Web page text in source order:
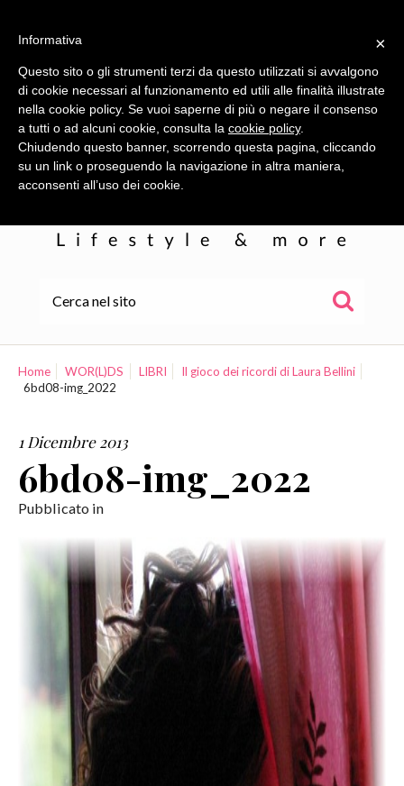
COLLABORAZIONI
Home WOR(L)DS LIBRI
Il gioco dei ricordi di Laura Bellini
6bd08-img_2022
1 Dicembre 2013
6bd08-img_2022
Pubblicato in
×
Informativa
Questo sito o gli strumenti terzi da questo utilizzati si avvalgono
di cookie necessari al funzionamento ed utili alle finalità illustrate
nella cookie policy. Se vuoi saperne di più o negare il consenso
a tutti o ad alcuni cookie, consulta la cookie policy.
Chiudendo questo banner, scorrendo questa pagina, cliccando
su un link o proseguendo la navigazione in altra maniera,
acconsenti all’uso dei cookie.